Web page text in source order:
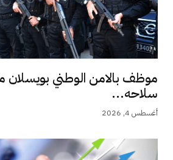
موظف بالامن الوطني
سلاحه...
أغسطس 4, 2026